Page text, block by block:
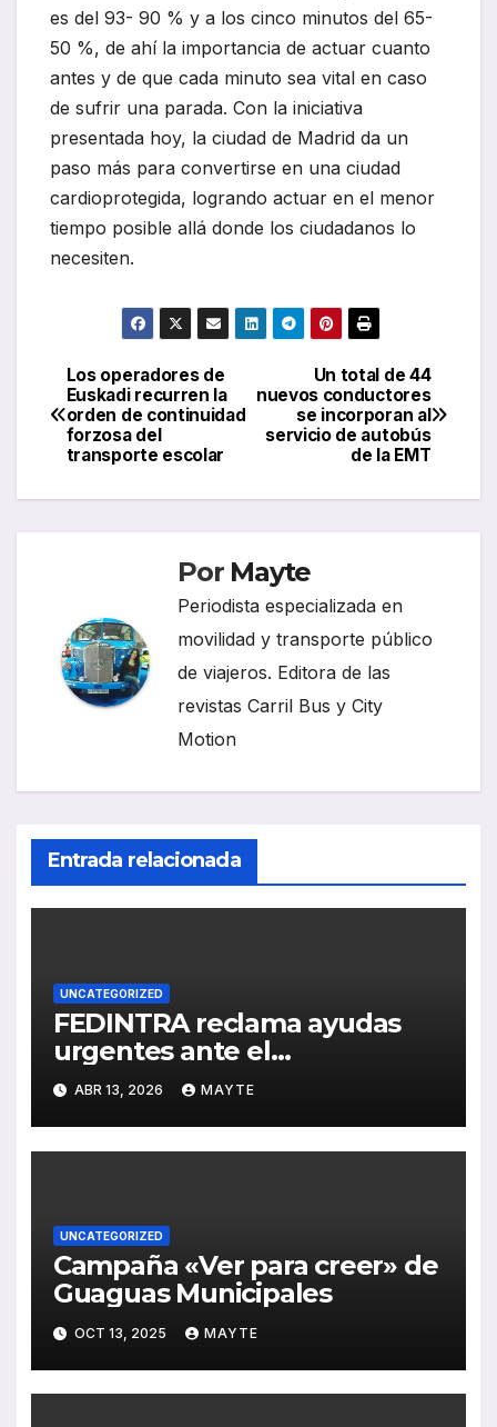
es del 93- 90 % y a los cinco minutos del 65-
50 %, de ahí la importancia de actuar cuanto
antes y de que cada minuto sea vital en caso
de sufrir una parada. Con la iniciativa
presentada hoy, la ciudad de Madrid da un
paso más para convertirse en una ciudad
cardioprotegida, logrando actuar en el menor
tiempo posible allá donde los ciudadanos lo
necesiten.
Navegación
de
entradas
Un total de 44
nuevos conductores
se incorporan al
servicio de autobús
de la EMT
Los operadores de
Euskadi recurren la
orden de continuidad
forzosa del
transporte escolar
Por Mayte
Periodista especializada en
movilidad y transporte público
de viajeros. Editora de las
revistas Carril Bus y City
Motion
Entrada relacionada
UNCATEGORIZED
FEDINTRA reclama ayudas
urgentes ante el
encarecimiento de los
combustibles y fija los retos
del transporte en Andalucía
ABR 13, 2026 MAYTE
UNCATEGORIZED
Campaña «Ver para creer» de
Guaguas Municipales
OCT 13, 2025 MAYTE